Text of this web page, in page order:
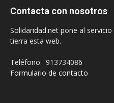
Contacta con nosotros
Solidaridad.net pone al
tierra esta web.
Teléfono: 913734086
Formulario de contacto